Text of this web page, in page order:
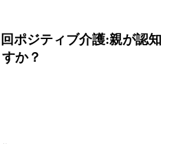
ポジティブ介護:親が認知
か？